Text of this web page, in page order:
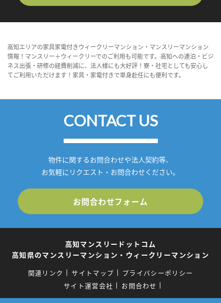
高知エリアの家具家電付きウィークリーマンション・マンスリーマンション
情報！マンスリー＋ウィークリーでのご利用も可能です。高知への連泊・ビジ
ネス出張・研修の経費削減に、法人様にも大好評！寮・社宅としても安心し
てご利用いただけます！家具・家電付きで単身赴任にも便利です。
CONTACT US
物件に関するお問合わせや法人契約等、
お気軽にリクエスト・お問合わせください。
お問合わせフォーム
高知マンスリードットコム
高知県のマンスリーマンション・ウィークリーマンション
関連リンク サイトマップ
プライバシーポリシー
サイト運営会社
お問合わせ